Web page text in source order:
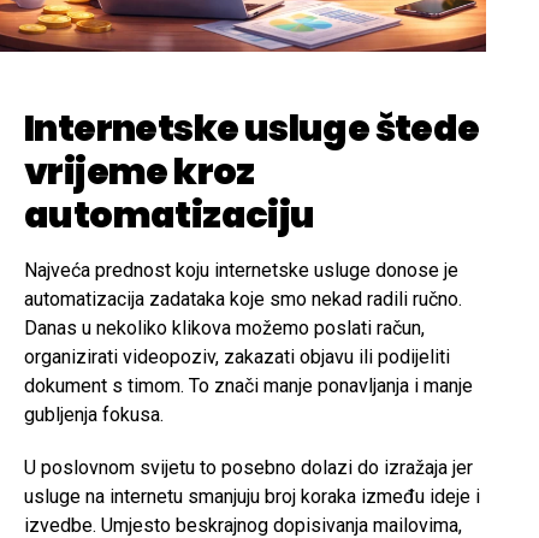
Internetske usluge štede
vrijeme kroz
automatizaciju
Najveća prednost koju internetske usluge donose je
automatizacija zadataka koje smo nekad radili ručno.
Danas u nekoliko klikova možemo poslati račun,
organizirati videopoziv, zakazati objavu ili podijeliti
dokument s timom. To znači manje ponavljanja i manje
gubljenja fokusa.
U poslovnom svijetu to posebno dolazi do izražaja jer
usluge na internetu smanjuju broj koraka između ideje i
izvedbe. Umjesto beskrajnog dopisivanja mailovima,